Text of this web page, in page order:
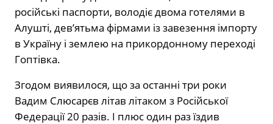
російські паспорти, володіє двома готелями в
Алушті, дев’ятьма фірмами із завезення імпорту
в Україну і землею на прикордонному переході
Гоптівка.
Згодом виявилося, що за останні три роки
Вадим Слюсарєв літав літаком з Російської
Федерації 20 разів. І плюс один раз їздив